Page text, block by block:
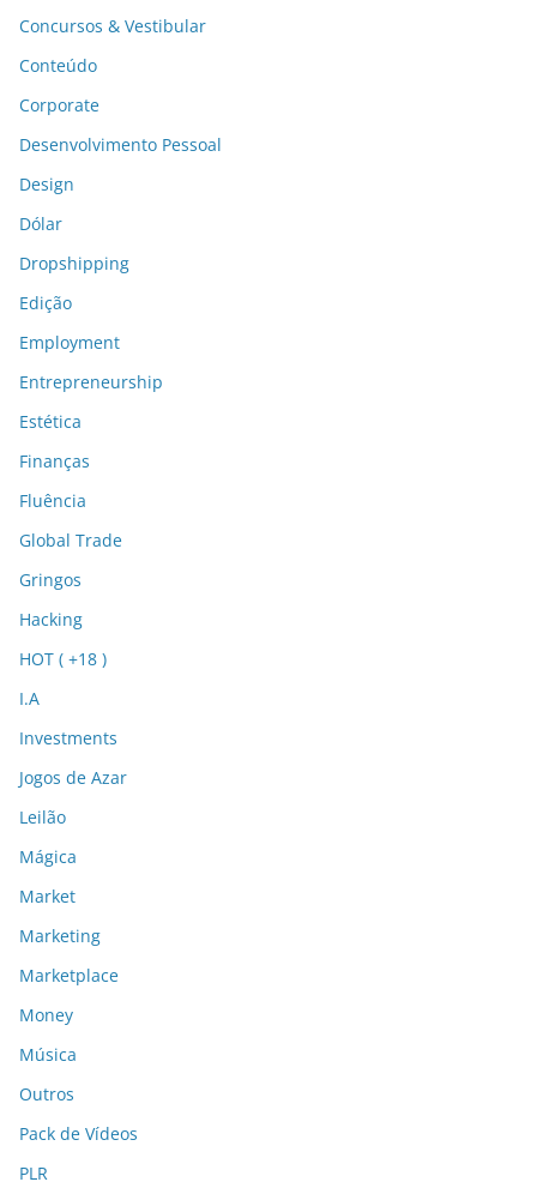
Concursos & Vestibular
Conteúdo
Corporate
Desenvolvimento Pessoal
Design
Dólar
Dropshipping
Edição
Employment
Entrepreneurship
Estética
Finanças
Fluência
Global Trade
Gringos
Hacking
HOT ( +18 )
I.A
Investments
Jogos de Azar
Leilão
Mágica
Market
Marketing
Marketplace
Money
Música
Outros
Pack de Vídeos
PLR